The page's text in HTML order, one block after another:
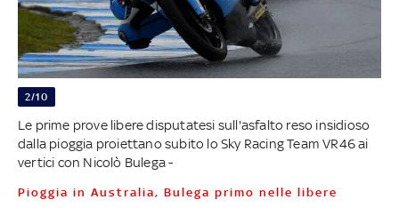
2/10
Le prime prove libere disputatesi sull'asfalto reso insidioso
dalla pioggia proiettano subito lo Sky Racing Team VR46 ai
vertici con Nicolò Bulega -
Pioggia in Australia, Bulega primo nelle libere